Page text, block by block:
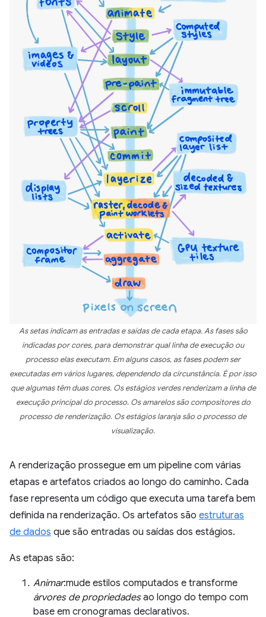
As setas indicam as entradas e saídas de cada etapa. As fases são
indicadas por cores, para demonstrar qual linha de execução ou
processo elas executam. Em alguns casos, as fases podem ser
executadas em vários lugares, dependendo da circunstância. É por isso
que algumas têm duas cores. Os estágios verdes renderizam a linha de
execução principal do processo. Os amarelos são compositores do
processo de renderização. Os estágios laranja são o processo de
visualização.
A renderização prossegue em um pipeline com várias
etapas e artefatos criados ao longo do caminho. Cada
fase representa um código que executa uma tarefa bem
definida na renderização. Os artefatos são estruturas
de dados que são entradas ou saídas dos estágios.
As etapas são:
Animar:mude estilos computados e transforme
árvores de propriedadesao longo do tempo com
base em cronogramas declarativos.